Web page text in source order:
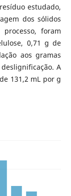
estudado,
dos sólidos
foram
0,71 g de
aos gramas
A
131,2 mL por g